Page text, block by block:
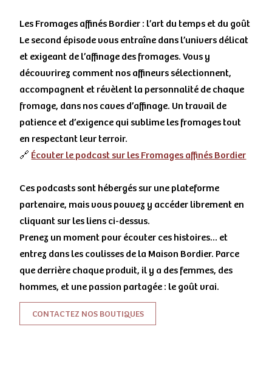
Les Fromages affinés Bordier : l’art du temps et du goût
Le second épisode vous entraîne dans l’univers délicat
et exigeant de l’affinage des fromages. Vous y
découvrirez comment nos affineurs sélectionnent,
accompagnent et révèlent la personnalité de chaque
fromage, dans nos caves d’affinage. Un travail de
patience et d’exigence qui sublime les fromages tout
en respectant leur terroir.
🔗 Écouter le podcast sur les Fromages affinés Bordier
Ces podcasts sont hébergés sur une plateforme
partenaire, mais vous pouvez y accéder librement en
cliquant sur les liens ci-dessus.
Prenez un moment pour écouter ces histoires… et
entrez dans les coulisses de la Maison Bordier. Parce
que derrière chaque produit, il y a des femmes, des
hommes, et une passion partagée : le goût vrai.
CONTACTEZ NOS BOUTIQUES